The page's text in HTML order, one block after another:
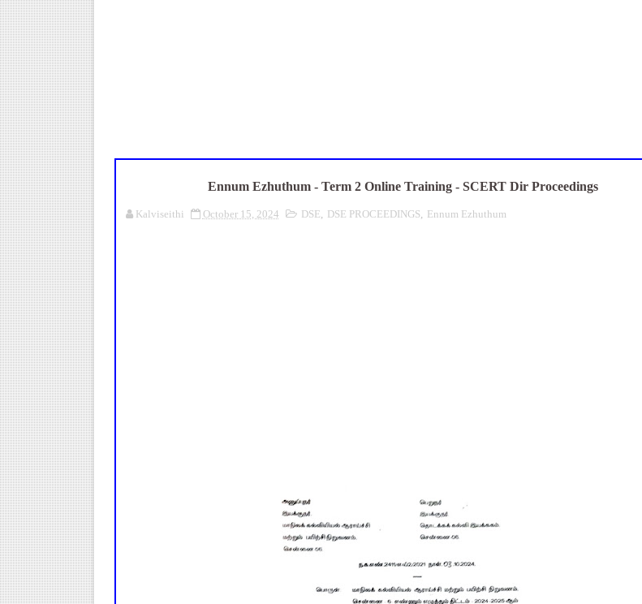
நாமக்கல் மாவட்டம்: மக்கள் தொகை கணக்கெடுப்பு 2027 - ஆசிரியர்களுக்கு முக்கிய
TN Budget 2026-2027 Highlights: மாணவர்களுக்கு இலவச லேப்டாப், சைக்கிள் &
TN SSLC Supplementary Result 2026: 10-ஆம் வகுப்பு துணைத் தேர்வு
Census 2026: HLO செயலியைப் பயன்படுத்தும் கணக்கெடுப்பாளர்கள்,
Ennum Ezhuthum - Term 2 Online Training - SCERT Dir Proceedings
Kalviseithi October 15, 2024 DSE, DSE PROCEEDINGS, Ennum Ezhuthum